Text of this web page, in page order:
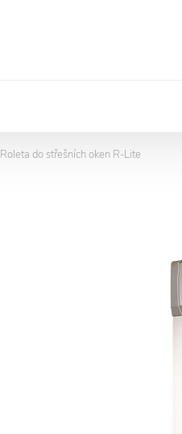
Roleta do střešních oken R-Lite